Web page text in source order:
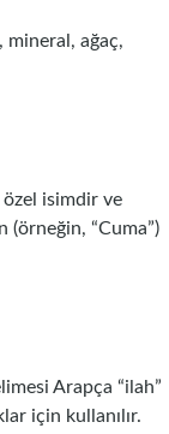
mineral, ağaç,
özel isimdir ve
(örneğin, “Cuma”)
Arapça “ilah”
için kullanılır.